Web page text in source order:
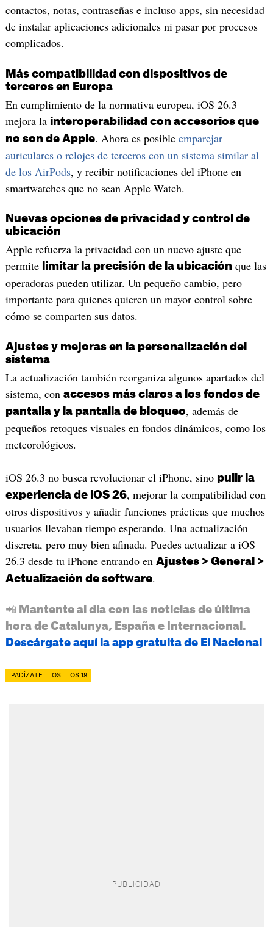
contactos, notas, contraseñas e incluso apps, sin necesidad
de instalar aplicaciones adicionales ni pasar por procesos
complicados.
Más compatibilidad con dispositivos de
terceros en Europa
En cumplimiento de la normativa europea, iOS 26.3
mejora la interoperabilidad con accesorios que
no son de Apple. Ahora es posible emparejar
auriculares o relojes de terceros con un sistema similar al
de los AirPods, y recibir notificaciones del iPhone en
smartwatches que no sean Apple Watch.
Nuevas opciones de privacidad y control de
ubicación
Apple refuerza la privacidad con un nuevo ajuste que
permite
limitar la precisión de la ubicación que las
operadoras pueden utilizar. Un pequeño cambio, pero
importante para quienes quieren un mayor control sobre
cómo se comparten sus datos.
Ajustes y mejoras en la personalización del
sistema
La actualización también reorganiza algunos apartados del
sistema, con accesos más claros a los fondos de
pantalla y la pantalla de bloqueo, además de
pequeños retoques visuales en fondos dinámicos, como los
meteorológicos.
iOS 26.3 no busca revolucionar el iPhone, sino pulir la
experiencia de iOS 26, mejorar la compatibilidad con
otros dispositivos y añadir funciones prácticas que muchos
usuarios llevaban tiempo esperando. Una actualización
discreta, pero muy bien afinada. Puedes actualizar a iOS
26.3 desde tu iPhone entrando en Ajustes > General >
Actualización de software.
📲 Mantente al día con las noticias de última
hora de Catalunya, España e Internacional.
Descárgate aquí la app gratuita de El Nacional
IPADÍZATE IOS IOS 18